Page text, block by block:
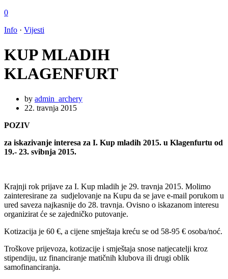
0
Info · Vijesti
KUP MLADIH
KLAGENFURT
by admin_archery
22. travnja 2015
POZIV
za iskazivanje interesa za I. Kup mladih 2015. u Klagenfurtu od
19.- 23. svibnja 2015.
Krajnji rok prijave za I. Kup mladih je 29. travnja 2015. Molimo
zainteresirane za sudjelovanje na Kupu da se jave e-mail porukom u
ured saveza najkasnije do 28. travnja. Ovisno o iskazanom interesu
organizirat će se zajedničko putovanje.
Kotizacija je 60 €, a cijene smještaja kreću se od 58-95 € osoba/noć.
Troškove prijevoza, kotizacije i smještaja snose natjecatelji kroz
stipendiju, uz financiranje matičnih klubova ili drugi oblik
samofinanciranja.